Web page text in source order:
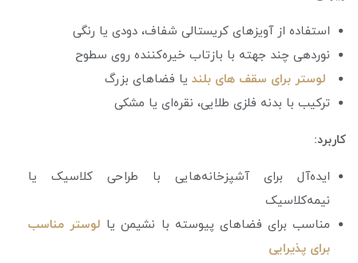
استفاده از آویزهای کریستالی شفاف، دودی یا رنگی
نوردهی چند جهته با بازتاب خیره‌کننده روی سطوح
لوستر برای سقف های بلند یا فضاهای بزرگ
ترکیب با بدنه فلزی طلایی، نقره‌ای یا مشکی
کاربرد:
ایده‌آل برای آشپزخانه‌هایی با طراحی کلاسیک یا
نیمه‌کلاسیک
مناسب برای فضاهای پیوسته با نشیمن یا لوستر مناسب
برای پذیرایی